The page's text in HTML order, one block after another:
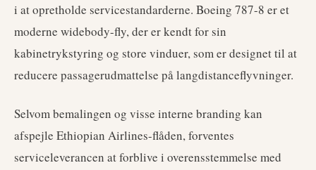
i at opretholde servicestandarderne. Boeing 787-8 er et
moderne widebody-fly, der er kendt for sin
kabinetrykstyring og store vinduer, som er designet til at
reducere passagerudmattelse på langdistanceflyvninger.
Selvom bemalingen og visse interne branding kan
afspejle Ethiopian Airlines-flåden, forventes
serviceleverancen at forblive i overensstemmelse med